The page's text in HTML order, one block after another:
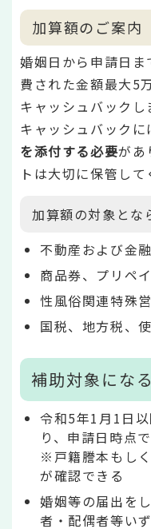
加算額のご案内
婚姻日から申請日
費された金額最大5
キャッシュバックし
キャッシュバックに
を添付する必要があ
トは大切に保管して
加算額の対象とな
不動産および金
商品券、プリペ
性風俗関連特殊
国税、地方税、
補助対象にな
令和5年1月1日
り、申請日時点
※戸籍謄本もし
が確認できる
婚姻等の届出を
者・配偶者等い